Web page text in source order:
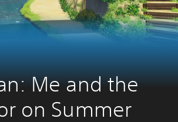
Me and the
on Summer